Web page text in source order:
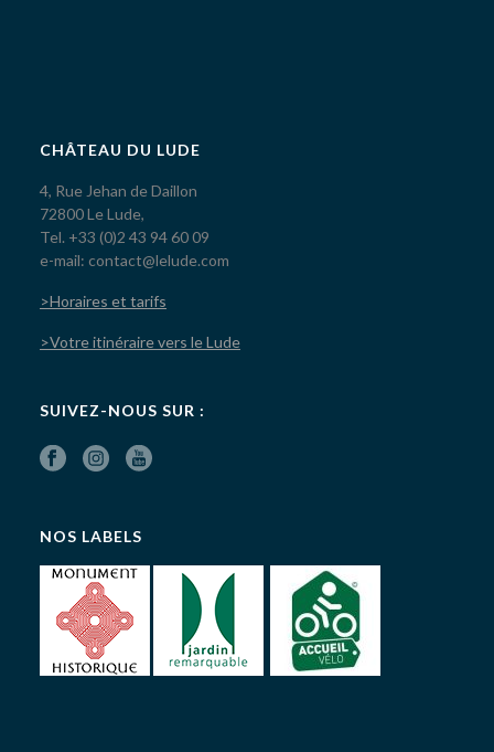
CHÂTEAU DU LUDE
4, Rue Jehan de Daillon
72800 Le Lude,
Tel. +33 (0)2 43 94 60 09
e-mail: contact@lelude.com
>Horaires et tarifs
>Votre itinéraire vers le Lude
SUIVEZ-NOUS SUR :
NOS LABELS